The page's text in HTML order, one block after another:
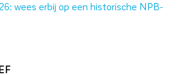
wees erbij op een historische NPB-